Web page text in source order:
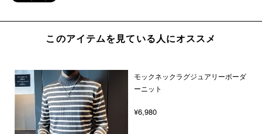
このアイテムを見ている人にオススメ
モックネックラグジュアリーボーダ
ーニット
¥6,980